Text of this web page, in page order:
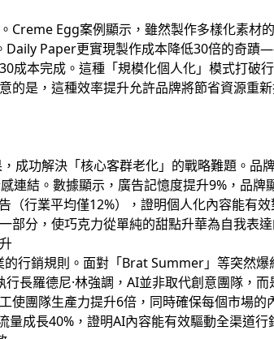
Creme Egg案例顯示，雖然製作多樣化素材
Daily Paper更實現製作成本降低30倍的奇
成本完成。這種「規模化個人化」模式打破
的是，這種效率提升允許品牌將節省資源重
成功解決「核心客群老化」的戰略難題。品
連結。數據顯示，廣告記憶度提升9%，品
（行業平均僅12%），證明個人化內容能有
部分，使巧克力從單純的甜點升華為自我表達
的行銷規則。面對「Brat Summer」等突然
長羅德尼·林強調，AI並非取代創意團隊，
使團隊生產力提升6倍，同時確保每個市場
成長40%，證明AI內容能有效驅動全渠道行